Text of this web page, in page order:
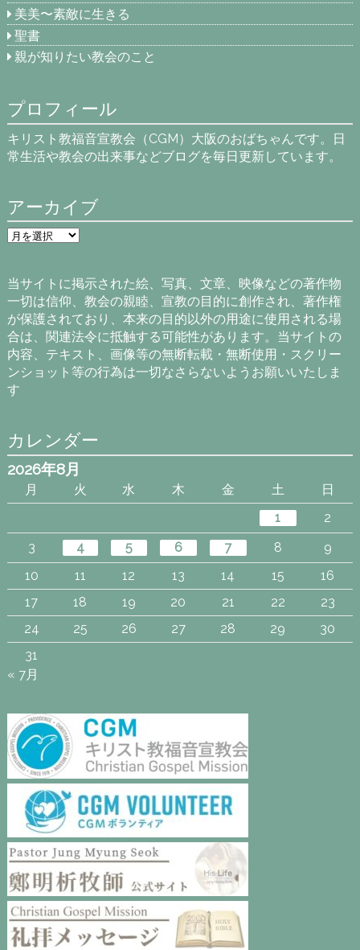
美美〜素敵に生きる
聖書
親が知りたい教会のこと
プロフィール
キリスト教福音宣教会（CGM）大阪のおばちゃんです。日
常生活や教会の出来事などブログを毎日更新しています。
アーカイブ
ア
ー
ブ
当サイトに掲示された絵、写真、文章、映像などの著作物
一切は信仰、教会の親睦、宣教の目的に創作され、著作権
が保護されており、本来の目的以外の用途に使用される場
合は、関連法令に抵触する可能性があります。当サイトの
内容、テキスト、画像等の無断転載・無断使用・スクリー
ンショット等の行為は一切なさらないようお願いいたしま
す
カレンダー
2026年8月
月 火 水 木 金 土
日
1
2
3
4 5 6 7 8
9
10
11 12 13 14 15
16
17
18 19 20 21 22
23
24
25 26 27 28 29
30
31
« 7月